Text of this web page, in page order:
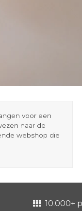
voor een
naar de
webshop die
10.000+